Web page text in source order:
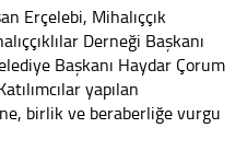
Erçelebi, Mihalıççık
Derneği Başkanı
Başkanı Haydar Çorum
yapılan
birlik ve beraberliğe vurgu